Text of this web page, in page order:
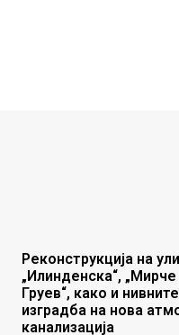
Реконструкција на
„Илинденска“,
Груев“, како и
изградба на нова
канализација